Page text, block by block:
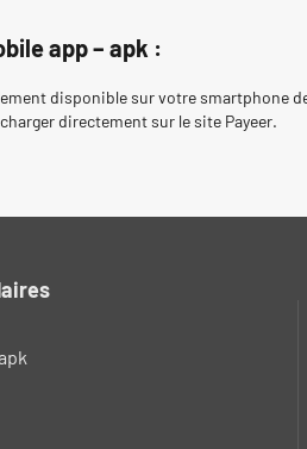
app – apk :
disponible sur votre smartphone
directement sur le site Payeer.